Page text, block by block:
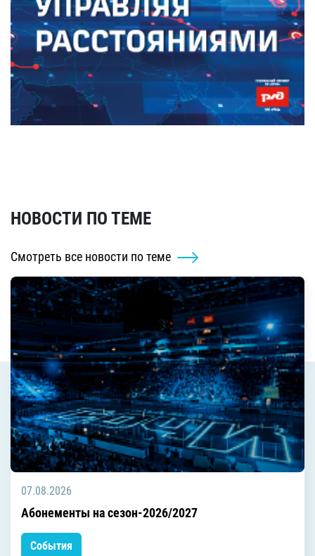
НОВОСТИ ПО ТЕМЕ
Смотреть все новости по теме
07.08.2026
Абонементы на сезон-2026/2027
События